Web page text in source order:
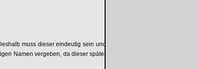
muss dieser eindeutig sein und
Namen vergeben, da dieser später